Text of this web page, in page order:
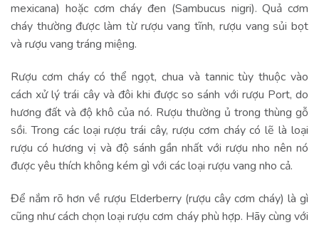
mexicana) hoặc cơm cháy đen (Sambucus nigri). Quả cơm
cháy thường được làm từ rượu vang tĩnh, rượu vang sủi bọt
và rượu vang tráng miệng.
Rượu cơm cháy có thể ngọt, chua và tannic tùy thuộc vào
cách xử lý trái cây và đôi khi được so sánh với rượu Port, do
hương đất và độ khô của nó. Rượu thường ủ trong thùng gỗ
sồi. Trong các loại rượu trái cây, rượu cơm cháy có lẽ là loại
rượu có hương vị và độ sánh gần nhất với rượu nho nên nó
được yêu thích không kém gì với các loại rượu vang nho cả.
Để nắm rõ hơn về rượu Elderberry (rượu cây cơm cháy) là gì
cũng như cách chọn loại rượu cơm cháy phù hợp. Hãy cùng với